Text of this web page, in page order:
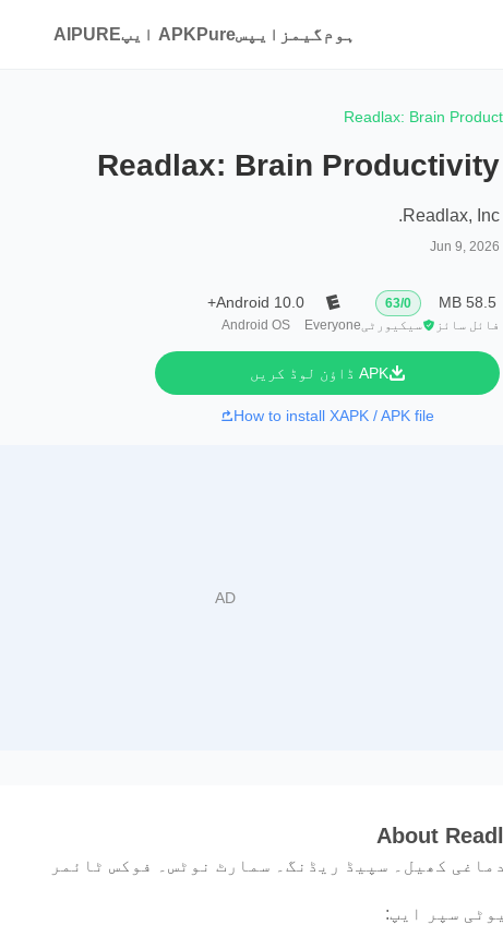
ہوم گیمز ایپسAPKPure ایپ AIPURE
Readlax: Brain
Readlax: Brain Productivity
Readlax, Inc.
Jun 9, 2026
58.5 MB
فائل سائز
0
/
63
سیکیورٹیEveryone
Android 10.0+
Android OS
APK ڈاؤن لوڈ کریں
How to install XAPK / APK file
About
کھیل۔ سپیڈ ریڈنگ۔ سمارٹ نوٹس۔ فوکس ٹائمر